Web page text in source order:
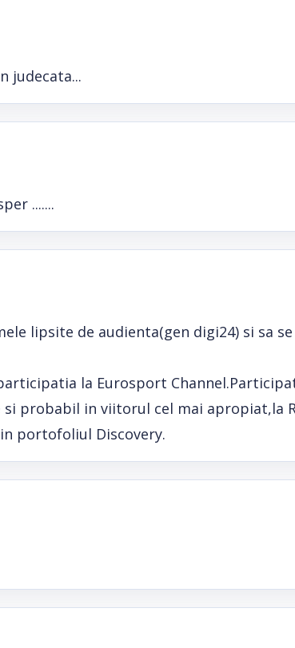
judecata...
.......
lipsite de audienta(gen digi24) si sa
la Eurosport
probabil in viitorul cel mai apropiat,la
portofoliul Discovery.